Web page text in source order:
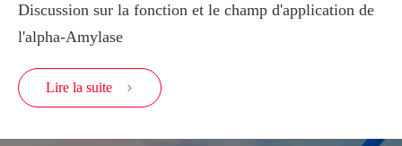
Discussion sur la fonction et le champ d'application de
l'alpha-Amylase
Lire la suite 